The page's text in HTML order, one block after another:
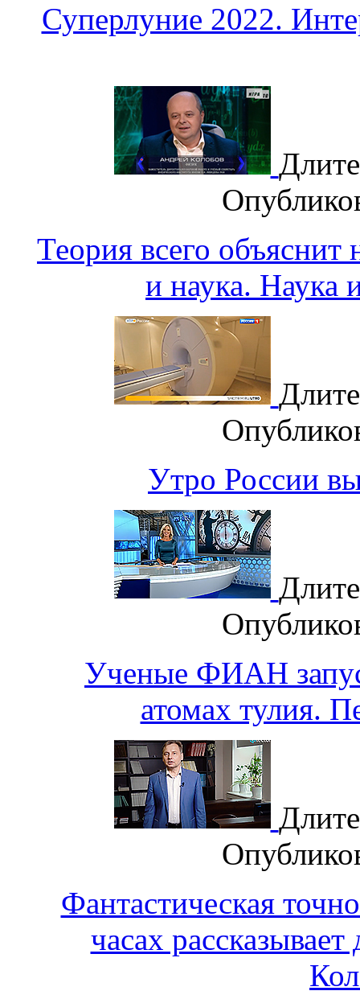
Суперлуние 2022.
Теория всего
и наука. Наука
Утро России
Ученые ФИАН
атомах тулия.
Фантастическая
часах